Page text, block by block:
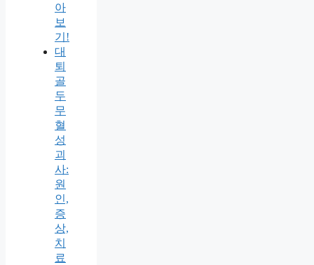
아
보
기!
대
퇴
골
두
무
혈
성
괴
사:
원
인,
증
상,
치
료